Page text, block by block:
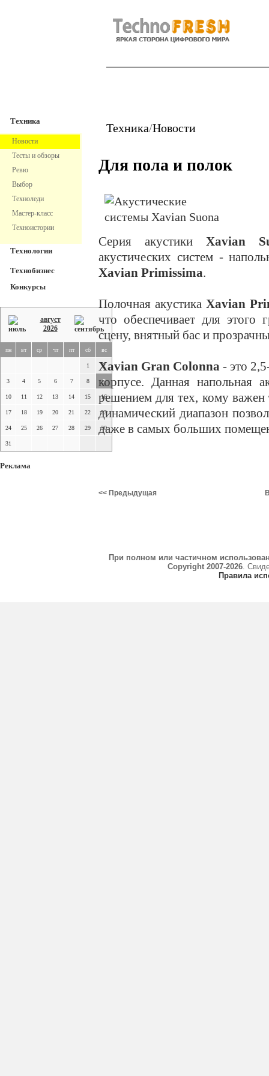
Техника
Новости
Тесты и обзоры
Ревю
Выбор
Техноледи
Мастер-класс
Техноистории
Технологии
Технобизнес
Конкурсы
август
2026
пн вт ср чт пт сб вс
1 2
3 4 5 6 7 8 9
10 11 12 13 14 15 16
17 18 19 20 21 22 23
24 25 26 27 28 29 30
31
Реклама
Техника/Новости
Для пола и полок
Серия акустики Xavian
акустических систем -
Xavian Primissima.
Полочная акустика Xavian
что обеспечивает для этого
сцену, внятный бас и
Xavian Gran Colonna - это
корпусе. Данная напольная
решением для тех, кому
динамический диапазон
даже в самых больших
<< Предыдущая
При полном или частичном
Copyright 2007-2026.
Правила